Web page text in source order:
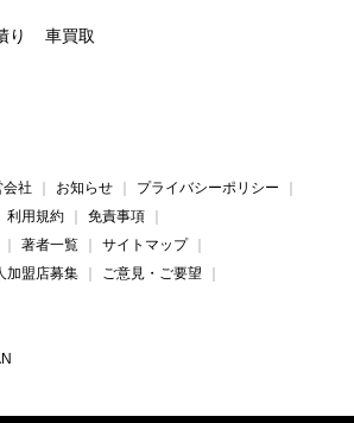
り 車買取
会社 お知らせ
プライバシーポリシー
利用規約
免責事項
著者一覧
サイトマップ
加盟店募集
ご意見・ご要望